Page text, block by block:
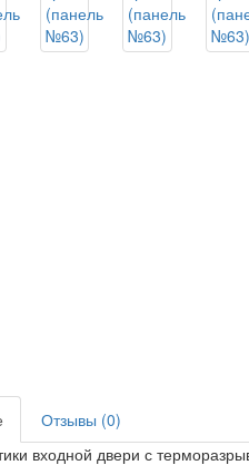
Отзывы (0)
входной двери с